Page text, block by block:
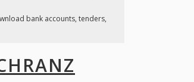
bank accounts, tenders,